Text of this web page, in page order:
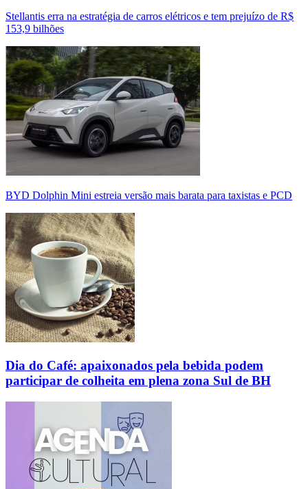
Stellantis erra na estratégia de carros elétricos e tem prejuízo de R$
153,9 bilhões
BYD Dolphin Mini estreia versão mais barata para taxistas e PCD
Dia do Café: apaixonados pela bebida podem
participar de colheita em plena zona Sul de BH